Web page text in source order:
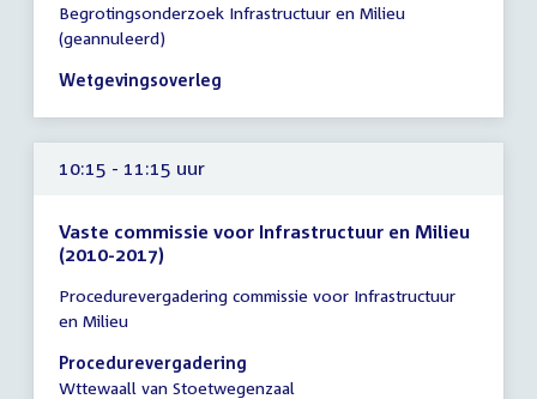
vergadering
10:00
-
13:00
uur
Begrotingsonderzoek Infrastructuur en Milieu
(geannuleerd)
Wetgevingsoverleg
10:15 - 11:15 uur
Vaste commissie voor Infrastructuur en Milieu
(2010-2017)
vergadering
10:15
-
11:15
Procedurevergadering commissie voor Infrastructuur
en Milieu
Procedurevergadering
Wttewaall van Stoetwegenzaal